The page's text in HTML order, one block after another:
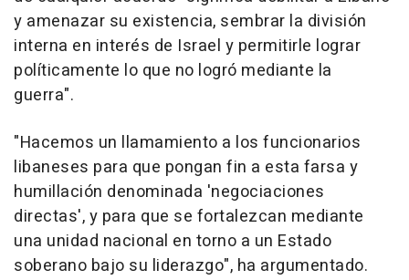
y amenazar su existencia, sembrar la división
interna en interés de Israel y permitirle lograr
políticamente lo que no logró mediante la
guerra".
"Hacemos un llamamiento a los funcionarios
libaneses para que pongan fin a esta farsa y
humillación denominada 'negociaciones
directas', y para que se fortalezcan mediante
una unidad nacional en torno a un Estado
soberano bajo su liderazgo", ha argumentado.